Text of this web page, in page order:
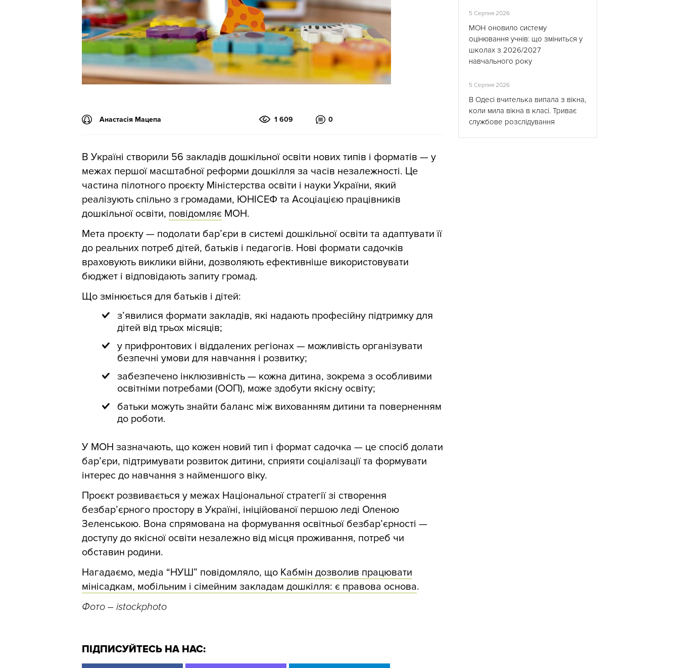
Анастасія Мацепа 1 609 0
В Україні створили 56 закладів дошкільної освіти нових типів і форматів — у
межах першої масштабної реформи дошкілля за часів незалежності. Це
частина пілотного проєкту Міністерства освіти і науки України, який
реалізують спільно з громадами, ЮНІСЕФ та Асоціацією працівників
дошкільної освіти, повідомляє МОН.
Мета проєкту — подолати бар’єри в системі дошкільної освіти та адаптувати її
до реальних потреб дітей, батьків і педагогів. Нові формати садочків
враховують виклики війни, дозволяють ефективніше використовувати
бюджет і відповідають запиту громад.
Що змінюється для батьків і дітей:
з’явилися формати закладів, які надають професійну підтримку для
дітей від трьох місяців;
у прифронтових і віддалених регіонах — можливість організувати
безпечні умови для навчання і розвитку;
забезпечено інклюзивність — кожна дитина, зокрема з особливими
освітніми потребами (ООП), може здобути якісну освіту;
батьки можуть знайти баланс між вихованням дитини та поверненням
до роботи.
У МОН зазначають, що кожен новий тип і формат садочка — це спосіб долати
бар’єри, підтримувати розвиток дитини, сприяти соціалізації та формувати
інтерес до навчання з найменшого віку.
Проєкт розвивається у межах Національної стратегії зі створення
безбар’єрного простору в Україні, ініційованої першою леді Оленою
Зеленською. Вона спрямована на формування освітньої безбар’єрності —
доступу до якісної освіти незалежно від місця проживання, потреб чи
обставин родини.
Нагадаємо, медіа “НУШ” повідомляло, що Кабмін дозволив працювати
мінісадкам, мобільним і сімейним закладам дошкілля: є правова основа.
Фото – istockphoto
ПІДПИСУЙТЕСЬ НА НАС:
5 Серпня 2026
МОН оновило систему
оцінювання учнів: що зміниться у
школах з 2026/2027
навчального року
5 Серпня 2026
В Одесі вчителька випала з вікна,
коли мила вікна в класі. Триває
службове розслідування